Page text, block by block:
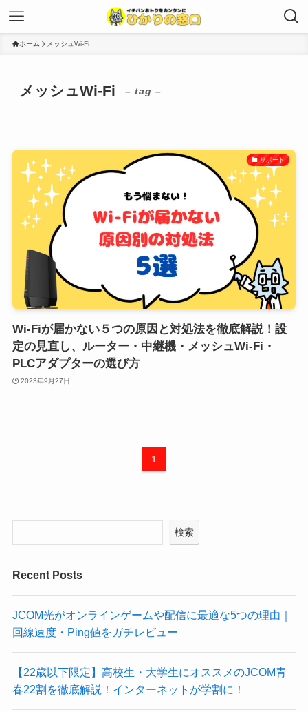
ホーム メッシュWi-Fi
メッシュWi-Fi – tag –
サポート
Wi-Fiが届かない５つの原因と対処法を徹底解説！設
定の見直し、ルーター・中継機・メッシュWi-Fi・
PLCアダプターの選び方
2023年9月27日
1
検索
Recent Posts
JCOM光がオンラインゲームや配信に最適な5つの理由｜
回線速度・Ping値をガチレビュー
【22歳以下限定】高校生・大学生にオススメのJCOM青
春22割を徹底解説！インターネットが学割に！